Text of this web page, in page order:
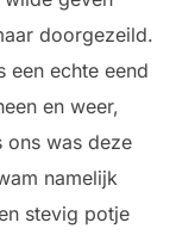
doorgezeild.
een echte eend
en weer,
ons was deze
namelijk
stevig potje